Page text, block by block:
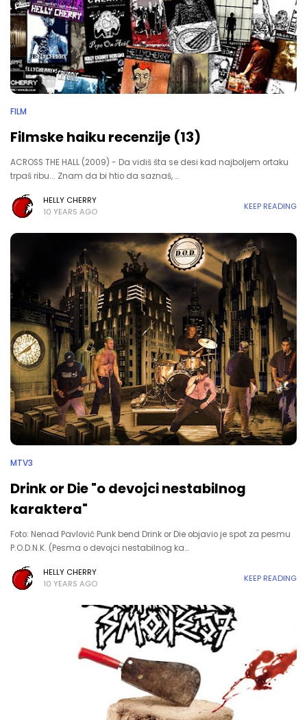
FILM
Filmske haiku recenzije (13)
ACROSS THE HALL (2009) - Da vidiš šta se desi kad najboljem ortaku
trpaš ribu... Znam da bi htio da saznaš, …
HELLY CHERRY
10 YEARS AGO
KEEP READING
MTV3
Drink or Die "o devojci nestabilnog
karaktera"
Foto: Nenad Pavlović Punk bend Drink or Die objavio je spot za pesmu
P.O.D.N.K. (Pesma o devojci nestabilnog ka…
HELLY CHERRY
10 YEARS AGO
KEEP READING